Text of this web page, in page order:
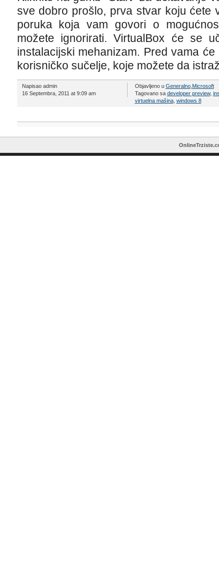
sve dobro prošlo, prva stvar koju ćete
poruka koja vam govori o
možete ignorirati. VirtualBox će se
instalacijski mehanizam. Pred vama
korisničko sučelje, koje možete da
Napisao admin
16 Septembra, 2011 at 9:09 am
Objavljeno u Generalno, Microsoft
Tagovano sa developer preview,
virtuelna mašina, windows 8